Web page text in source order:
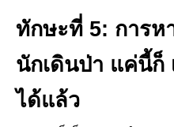
ทักษะที่ 5: การห
นักเดินป่า แค่นี้ก็
ได้แล้ว